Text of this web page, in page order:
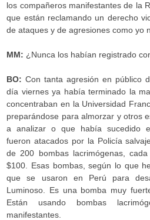
los compañeros manifestantes de la
que están reclamando un derecho
de ataques y de agresiones como yo
MM: ¿Nunca los habían registrado
BO: Con tanta agresión en público
día viernes ya había terminado la
concentraban en la Universidad
preparándose para almorzar y otros
a analizar o que había sucedido
fueron atacados por la Policía
de 200 bombas lacrimógenas,
$100. Esas bombas, según lo que
que se usaron en Perú para
Luminoso. Es una bomba muy
Están usando bombas
manifestantes.